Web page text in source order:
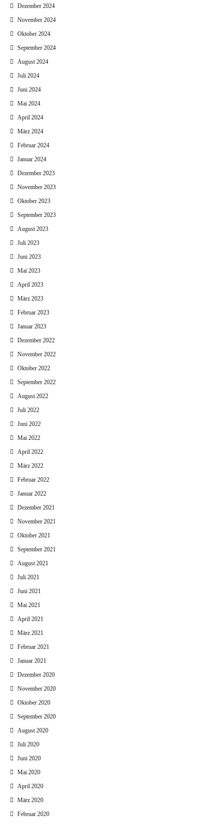
Dezember 2024
November 2024
Oktober 2024
September 2024
August 2024
Juli 2024
Juni 2024
Mai 2024
April 2024
März 2024
Februar 2024
Januar 2024
Dezember 2023
November 2023
Oktober 2023
September 2023
August 2023
Juli 2023
Juni 2023
Mai 2023
April 2023
März 2023
Februar 2023
Januar 2023
Dezember 2022
November 2022
Oktober 2022
September 2022
August 2022
Juli 2022
Juni 2022
Mai 2022
April 2022
März 2022
Februar 2022
Januar 2022
Dezember 2021
November 2021
Oktober 2021
September 2021
August 2021
Juli 2021
Juni 2021
Mai 2021
April 2021
März 2021
Februar 2021
Januar 2021
Dezember 2020
November 2020
Oktober 2020
September 2020
August 2020
Juli 2020
Juni 2020
Mai 2020
April 2020
März 2020
Februar 2020